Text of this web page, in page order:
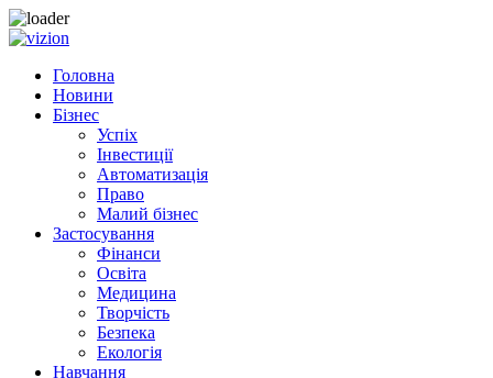
Skip
contentГоловна
Новини
Бізнес
Успіх
Інвестиції
Автоматизація
Право
Малий бізнес
Застосування
Фінанси
Освіта
Медицина
Творчість
Безпека
Екологія
Навчання